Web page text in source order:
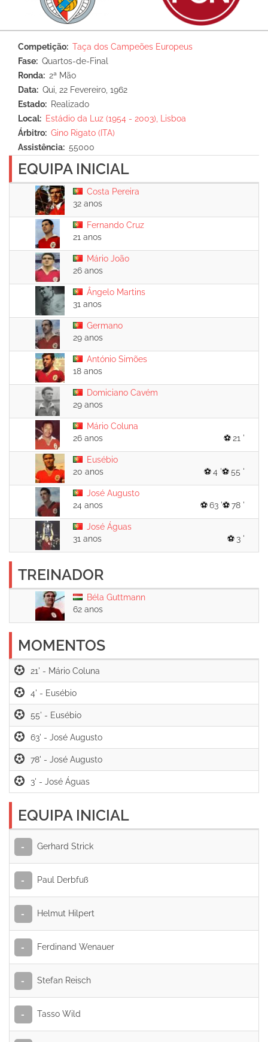
Competição
Taça dos Campeões Europeus
Fase
Quartos-de-Final
Ronda
2ª Mão
Data
Qui, 22 Fevereiro, 1962
Estado
Realizado
Local
Estádio da Luz (1954 - 2003), Lisboa
Árbitro
Gino Rigato (ITA)
Assistência
55000
EQUIPA INICIAL
Costa Pereira
32 anos
Fernando Cruz
21 anos
Mário João
26 anos
Ângelo Martins
31 anos
Germano
29 anos
António Simões
18 anos
Domiciano Cavém
29 anos
Mário Coluna
26 anos
21 '
Eusébio
20 anos
55 '
4 '
José Augusto
24 anos
78 '
63 '
José Águas
31 anos
3 '
TREINADOR
Béla Guttmann
62 anos
MOMENTOS
21' -
4' -
55' -
63' -
78' -
3' -
EQUIPA INICIAL
- Gerhard Strick
- Paul Derbfuß
- Helmut Hilpert
- Ferdinand Wenauer
- Stefan Reisch
- Tasso Wild